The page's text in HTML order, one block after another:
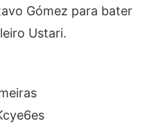
Gómez para bater
Ustari.